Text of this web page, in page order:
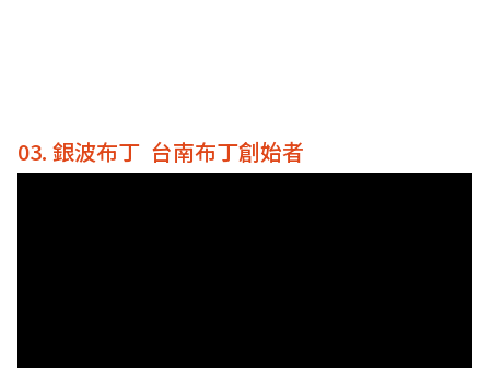
03. 銀波布丁 台南布丁創始者